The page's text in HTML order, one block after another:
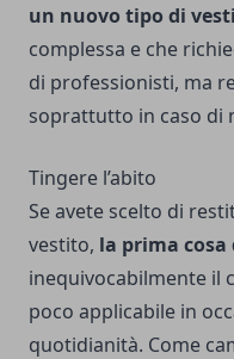
un nuovo tipo di
complessa e che
di professionisti, ma
soprattutto in caso di
Tingere l’abito
Se avete scelto di
vestito, la prima
inequivocabilmente il
poco applicabile in
quotidianità. Come